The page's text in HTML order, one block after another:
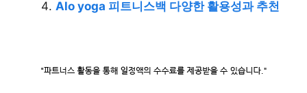
Alo yoga 피트니스백 다양한 활용성과 추천